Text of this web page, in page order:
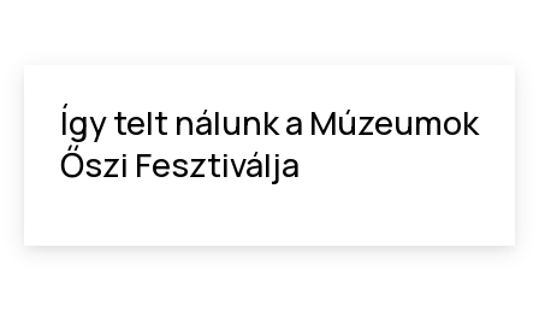
Így telt nálunk a Múzeumok
Őszi Fesztiválja